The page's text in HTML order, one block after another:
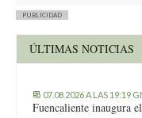
PUBLICIDAD
ÚLTIMAS NOTICIAS
07.08.2026 A LAS 19:19
Fuencaliente inaugura